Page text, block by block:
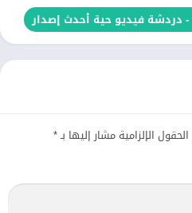
الحقول الإلزامية مشار إليها بـ*